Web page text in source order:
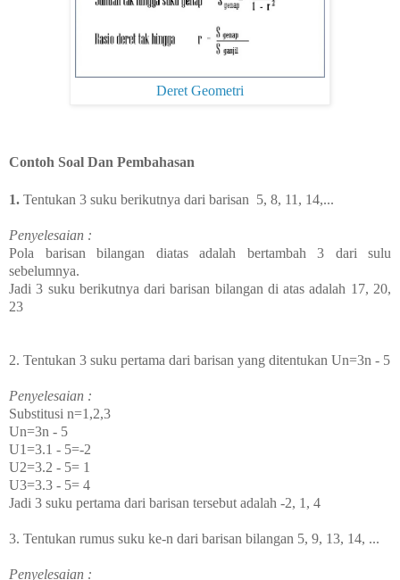
Deret Geometri
Contoh Soal Dan Pembahasan
1. Tentukan 3 suku berikutnya dari barisan 5, 8, 11, 14,...
Penyelesaian :
Pola barisan bilangan diatas adalah bertambah 3 dari sulu
sebelumnya.
Jadi 3 suku berikutnya dari barisan bilangan di atas adalah 17, 20,
23
2. Tentukan 3 suku pertama dari barisan yang ditentukan Un=3n - 5
Penyelesaian :
Substitusi n=1,2,3
Un=3n - 5
U1=3.1 - 5=-2
U2=3.2 - 5= 1
U3=3.3 - 5= 4
Jadi 3 suku pertama dari barisan tersebut adalah -2, 1, 4
3. Tentukan rumus suku ke-n dari barisan bilangan 5, 9, 13, 14, ...
Penyelesaian :